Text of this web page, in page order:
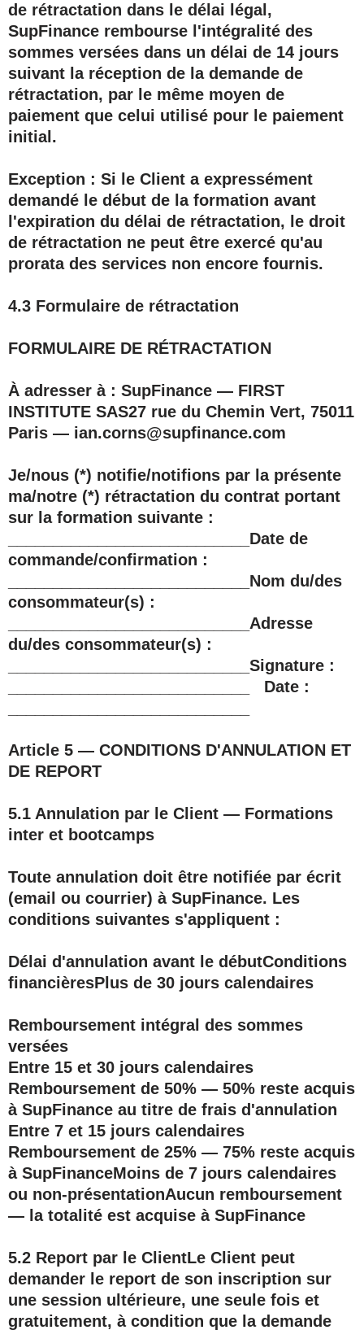
de rétractation dans le délai légal,
SupFinance rembourse l'intégralité des
sommes versées dans un délai de 14 jours
suivant la réception de la demande de
rétractation, par le même moyen de
paiement que celui utilisé pour le paiement
initial.
Exception : Si le Client a expressément
demandé le début de la formation avant
l'expiration du délai de rétractation, le droit
de rétractation ne peut être exercé qu'au
prorata des services non encore fournis.
4.3 Formulaire de rétractation
FORMULAIRE DE RÉTRACTATION
À adresser à : SupFinance — FIRST
INSTITUTE SAS27 rue du Chemin Vert, 75011
Paris — ian.corns@supfinance.com
Je/nous (*) notifie/notifions par la présente
ma/notre (*) rétractation du contrat portant
sur la formation suivante :
___________________________Date de
commande/confirmation :
___________________________Nom du/des
consommateur(s) :
___________________________Adresse
du/des consommateur(s) :
___________________________Signature :
___________________________ Date :
Article 5 — CONDITIONS D'ANNULATION ET
DE REPORT
5.1 Annulation par le Client — Formations
inter et bootcamps
Toute annulation doit être notifiée par écrit
(email ou courrier) à SupFinance. Les
conditions suivantes s'appliquent :
Délai d'annulation avant le débutConditions
financièresPlus de 30 jours calendaires
Remboursement intégral des sommes
versées
Entre 15 et 30 jours calendaires
Remboursement de 50% — 50% reste acquis
à SupFinance au titre de frais d'annulation
Entre 7 et 15 jours calendaires
Remboursement de 25% — 75% reste acquis
à SupFinanceMoins de 7 jours calendaires
ou non-présentationAucun remboursement
— la totalité est acquise à SupFinance
5.2 Report par le ClientLe Client peut
demander le report de son inscription sur
une session ultérieure, une seule fois et
gratuitement, à condition que la demande